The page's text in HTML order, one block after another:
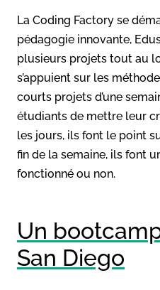
La Coding Factory se
pédagogie innovante,
plusieurs projets tout au
s’appuient sur les
courts projets d’une
étudiants de mettre leur
les jours, ils font le point
fin de la semaine, ils font
fonctionné ou non.
Un
San Diego